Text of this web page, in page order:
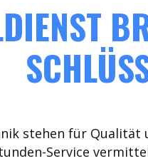
stehen für
Service